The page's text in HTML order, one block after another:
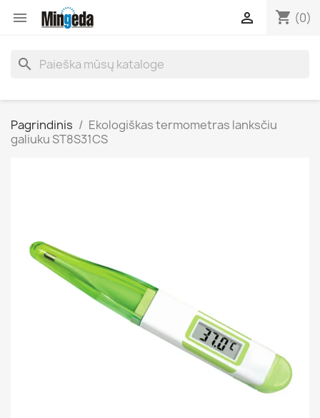
 shopping_cart (0)

search
Pagrindinis
Ekologiškas termometras lanksčiu
galiuku ST8S31CS